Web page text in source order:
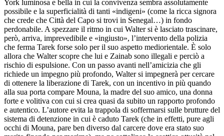
York luminosa e bella in cui la convivenza sembra assolutamente
possibile e la superficialità di tanti «indigeni» (come la ricca signora
che crede che Città del Capo si trovi in Senegal…) in fondo
perdonabile. A spezzare il ritmo in cui Walter si è lasciato trascinare,
però, arriva, imprevedibile e «ingiusto», l’intervento della polizia
che ferma Tarek forse solo per il suo aspetto mediorientale. È solo
allora che Walter scopre che lui e Zainab sono illegali e perciò a
rischio di espulsione. Con un passo avanti nell’amicizia che gli
richiede un impegno più profondo, Walter si impegnerà per cercare
di ottenere la liberazione di Tarek, con un incentivo in più quando
alla sua porta compare Mouna, la madre del suo amico, una donna
forte e volitiva con cui si crea quasi da subito un rapporto profondo
e autentico. L’autore evita la trappola di soffermarsi sulle brutture del
sistema di detenzione in cui è caduto Tarek (che in effetti, pure agli
occhi di Mouna, pare ben diverso dal carcere dove era stato suo